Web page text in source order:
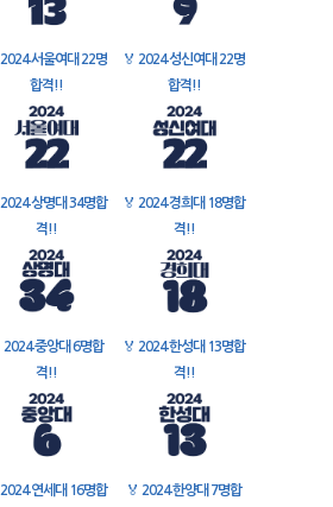
2024 서울여대 22명
합격!!
🏅 2024 성신여대 22명
합격!!
2024 상명대 34명합
격!!
🏅 2024 경희대 18명합
격!!
2024 중앙대 6명합
격!!
🏅 2024 한성대 13명합
격!!
2024 연세대 16명합
🏅 2024 한양대 7명합